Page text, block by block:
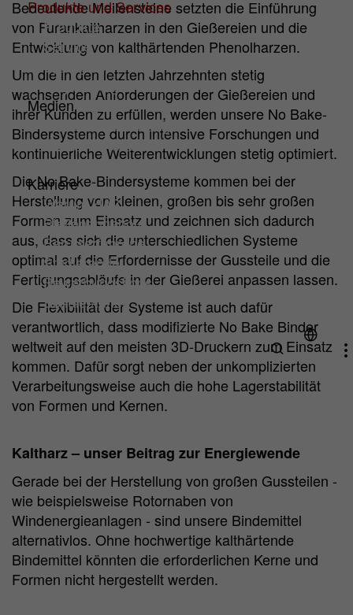
Produkte und Services
Produkte
Service
Spotlights
Verpackungen
Medien
News & Fachbeiträge
Messen & Events
Downloads
Karriere
Warum HA?
Stellenangebote
Berufserfahrene
Studierende
Bewerbungstipps
Schüler/innen
Bedeutende Meilensteine setzten die Einführung
von Furankaltharzen in den Gießereien und die
Entwicklung von kalthärtenden Phenolharzen.
Um die in den letzten Jahrzehnten stetig
wachsenden Anforderungen der Gießereien und
ihrer Kunden zu erfüllen, werden unsere No Bake-
Bindersysteme durch intensive Forschungen und
kontinuierliche Weiterentwicklungen stetig optimiert.
Die No Bake-Bindersysteme kommen bei der
Herstellung von kleinen, großen bis sehr großen
Formen zum Einsatz und zeichnen sich dadurch
aus, dass sich die unterschiedlichen Systeme
optimal auf die Erfordernisse der Gussteile und die
Fertigungsabläufe in der Gießerei anpassen lassen.
Die Flexibilität der Systeme ist auch dafür
verantwortlich, dass modifizierte No Bake Binder
weltweit auf den meisten 3D-Druckern zum Einsatz
kommen. Dafür sorgt neben der unkomplizierten
Verarbeitungsweise auch die hohe Lagerstabilität
von Formen und Kernen.
Kaltharz – unser Beitrag zur Energiewende
Gerade bei der Herstellung von großen Gussteilen -
wie beispielsweise Rotornaben von
Windenergieanlagen - sind unsere Bindemittel
alternativlos. Ohne hochwertige kalthärtende
Bindemittel könnten die erforderlichen Kerne und
Formen nicht hergestellt werden.
Name cookie_optin
Anbieter
Hüttenes-Albertus Chemische Werke
Laufzeit 1 Jahr
Zweck
Zur dauerhaften Speicherung Ihrer
Cookie-Einstellungen auf unserer Website.
Cookie-Informationen anzeigen
Analyse Cookies
Cookies zur Verbesserung unseres Angebotes durch
Webanalyse-Tools.
Name mtm_consent
Anbieter
Hüttenes-Albertus Chemische Werke
Laufzeit 13 Monate
Zweck
Zur statistischen Auswertung setzt
Hüttenes-Albertus Chemische Werke
GmbH (folgend HA Group) auf dieser
Webseite "Matomo" (früher "PIWIK") ein.
Das ist ein Open-Source-Tool zur Web-
Analyse. Matomo ist deaktiviert, wenn Sie
unsere Webseite besuchen. Erst wenn Sie
aktiv einwilligen, wird Ihr
Nutzungsverhalten anonymisiert erfasst.
Matomo Server Hüttenes-Albertus
Chemische Werke GmbH (HA Group)
Laufzeit 28 Tage
Zweck Matomo Webanalyse ID Cookie.
Cookie-Informationen anzeigen